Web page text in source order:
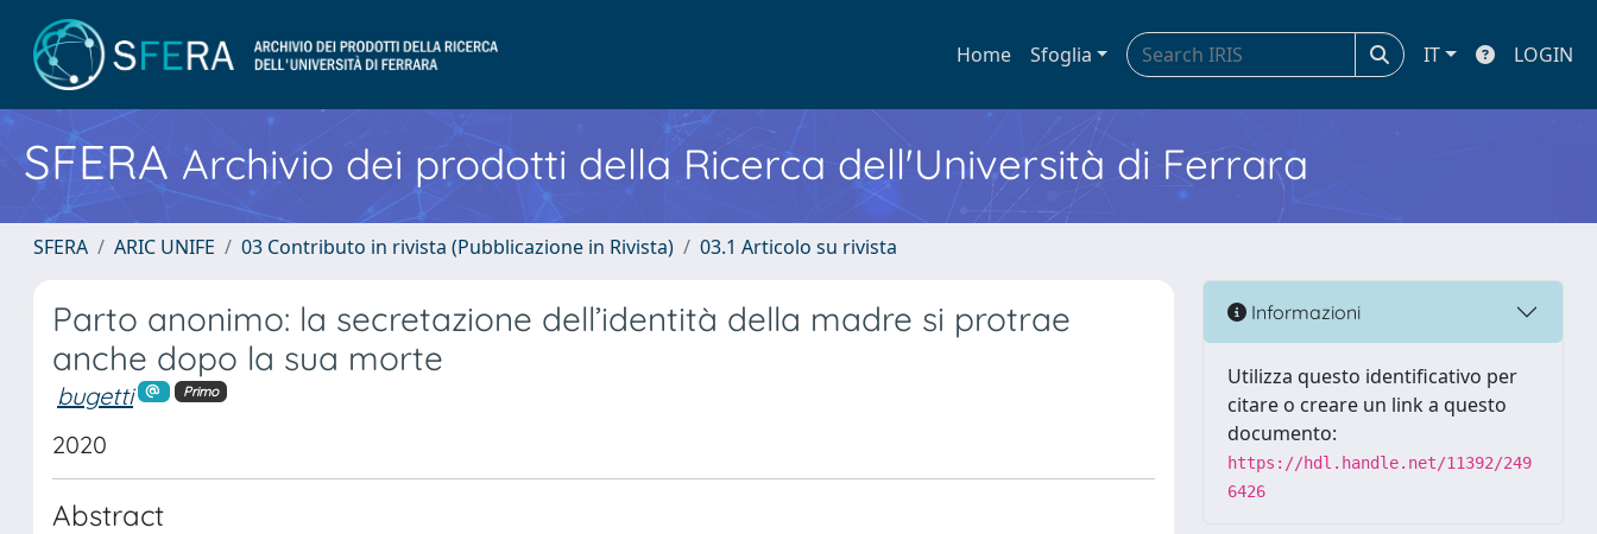
Home Sfoglia IT LOGIN
SFERA Archivio dei prodotti della Ricerca dell'Università di Ferrara
SFERA ARIC UNIFE 03 Contributo in rivista (Pubblicazione in Rivista) 03.1 Articolo su rivista
Parto anonimo: la secretazione dell’identità della madre si protrae
anche dopo la sua morte
bugetti Primo
2020
Abstract
Informazioni
Utilizza questo identificativo per
citare o creare un link a questo
documento:
https://hdl.handle.net/11392/249
6426